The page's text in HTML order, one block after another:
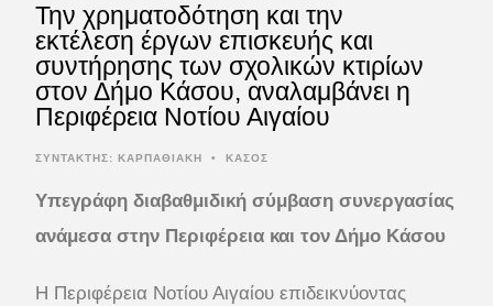
Την χρηματοδότηση και την
εκτέλεση έργων επισκευής και
συντήρησης των σχολικών κτιρίων
στον Δήμο Κάσου, αναλαμβάνει η
Περιφέρεια Νοτίου Αιγαίου
ΣΥΝΤΆΚΤΗΣ: ΚΑΡΠΑΘΙΑΚΗ • ΚΑΣΟΣ
Υπεγράφη διαβαθμιδική σύμβαση συνεργασίας
ανάμεσα στην Περιφέρεια και τον Δήμο Κάσου
Η Περιφέρεια Νοτίου Αιγαίου επιδεικνύοντας